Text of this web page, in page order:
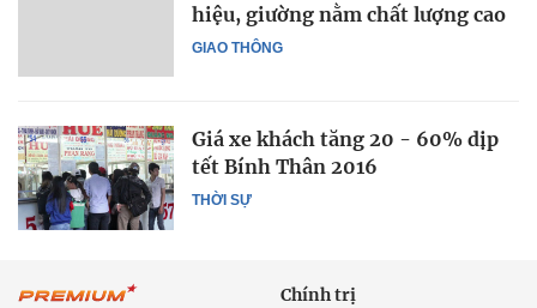
GIAO THÔNG
hiệu, giường nằm chất lượng cao
THỜI SỰ
Giá xe khách tăng 20 - 60% dịp
tết Bính Thân 2016
Chính trị